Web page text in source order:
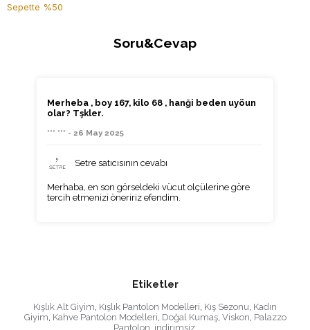
Sepette %50
Soru&Cevap
Merheba , boy 167, kilo 68 , hanği beden uyöun
olar? Tşkler.
*** *** - 26 May 2025
Setre satıcısının cevabı
Merhaba, en son görseldeki vücut olçülerine göre
tercih etmenizi öneririz efendim.
Etiketler
Kışlık Alt Giyim Kışlık Pantolon Modelleri Kış Sezonu Kadın
Giyim Kahve Pantolon Modelleri Doğal Kumaş, Viskon Palazzo
Pantolon indirimsiz,